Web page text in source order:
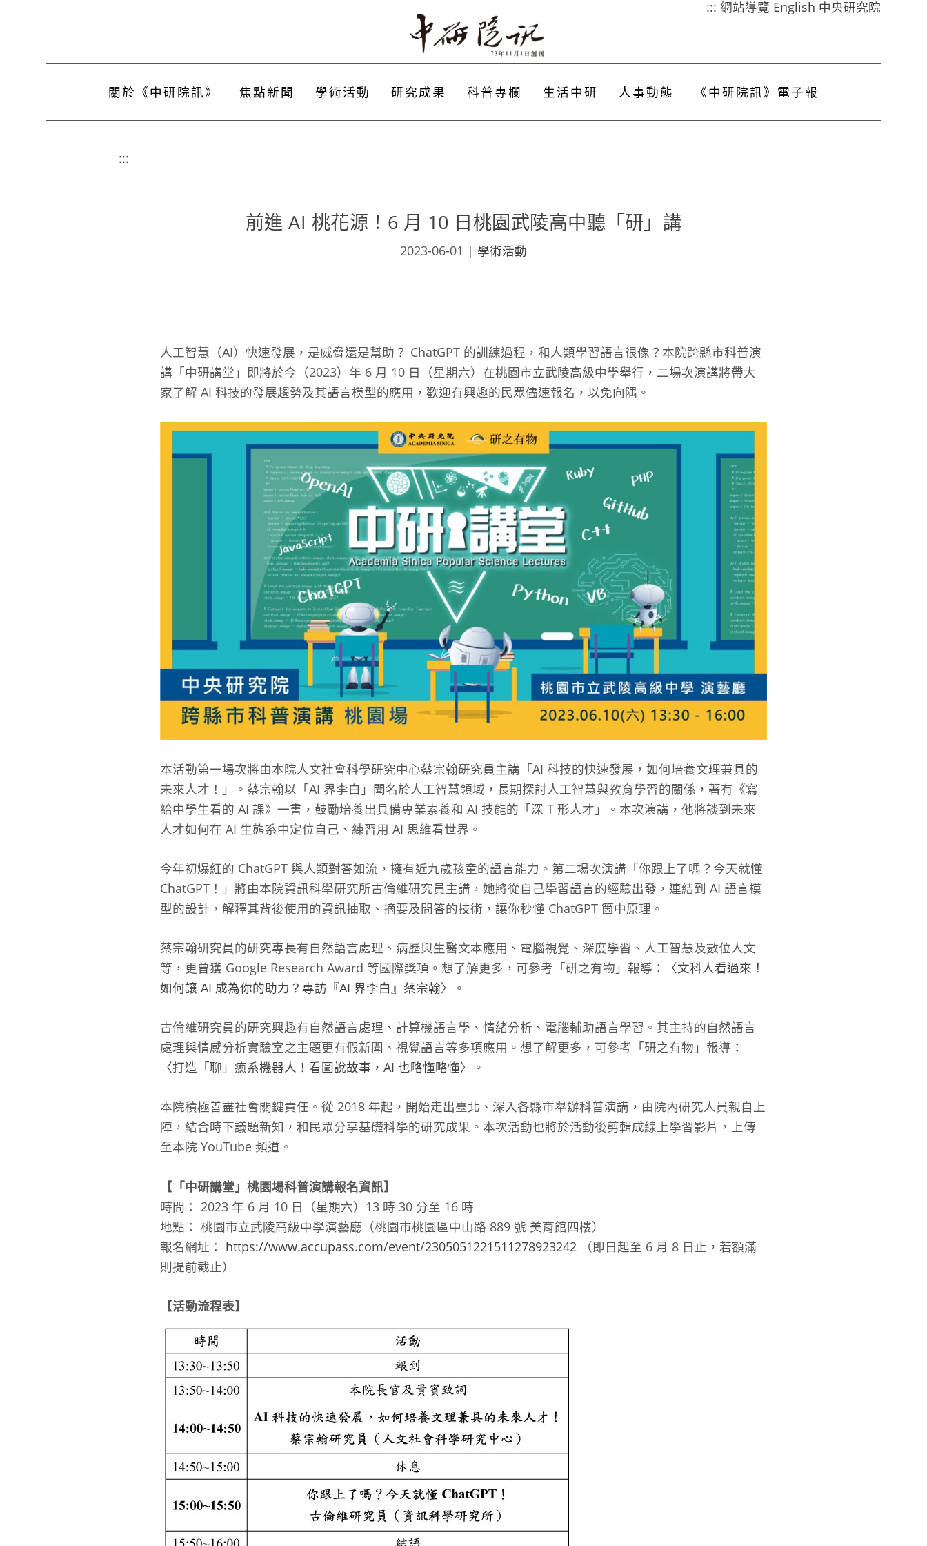
::: 網站導覽 English 中央研究院
關於《中研院訊》 焦點新聞 學術活動 研究成果 科普專欄 生活中研 人事動態 《中研院訊》電子報
:::
前進 AI 桃花源！6 月 10 日桃園武陵高中聽「研」講
2023-06-01 | 學術活動
人工智慧（AI）快速發展，是威脅還是幫助？ ChatGPT 的訓練過程，和人類學習語言很像？本院跨縣市科普演
講「中研講堂」即將於今（2023）年 6 月 10 日（星期六）在桃園市立武陵高級中學舉行，二場次演講將帶大
家了解 AI 科技的發展趨勢及其語言模型的應用，歡迎有興趣的民眾儘速報名，以免向隅。
本活動第一場次將由本院人文社會科學研究中心蔡宗翰研究員主講「AI 科技的快速發展，如何培養文理兼具的
未來人才！」。蔡宗翰以「AI 界李白」聞名於人工智慧領域，長期探討人工智慧與教育學習的關係，著有《寫
給中學生看的 AI 課》一書，鼓勵培養出具備專業素養和 AI 技能的「深 T 形人才」。本次演講，他將談到未來
人才如何在 AI 生態系中定位自己、練習用 AI 思維看世界。
今年初爆紅的 ChatGPT 與人類對答如流，擁有近九歲孩童的語言能力。第二場次演講「你跟上了嗎？今天就懂
ChatGPT！」將由本院資訊科學研究所古倫維研究員主講，她將從自己學習語言的經驗出發，連結到 AI 語言模
型的設計，解釋其背後使用的資訊抽取、摘要及問答的技術，讓你秒懂 ChatGPT 箇中原理。
蔡宗翰研究員的研究專長有自然語言處理、病歷與生醫文本應用、電腦視覺、深度學習、人工智慧及數位人文
等，更曾獲 Google Research Award 等國際獎項。想了解更多，可參考「研之有物」報導：
〈文科人看過來！
如何讓 AI 成為你的助力？專訪『AI 界李白』蔡宗翰〉
。
古倫維研究員的研究興趣有自然語言處理、計算機語言學、情緒分析、電腦輔助語言學習。其主持的自然語言
處理與情感分析實驗室之主題更有假新聞、視覺語言等多項應用。想了解更多，可參考「研之有物」報導：
〈打造「聊」癒系機器人！看圖說故事，AI 也略懂略懂〉
。
本院積極善盡社會關鍵責任。從 2018 年起，開始走出臺北、深入各縣市舉辦科普演講，由院內研究人員親自上
陣，結合時下議題新知，和民眾分享基礎科學的研究成果。本次活動也將於活動後剪輯成線上學習影片，上傳
至本院 YouTube 頻道。
【「中研講堂」桃園場科普演講報名資訊】
時間： 2023 年 6 月 10 日（星期六）13 時 30 分至 16 時
地點： 桃園市立武陵高級中學演藝廳（桃園市桃園區中山路 889 號 美育館四樓）
報名網址： https://www.accupass.com/event/2305051221511278923242 （即日起至 6 月 8 日止，若額滿
則提前截止）
【活動流程表】